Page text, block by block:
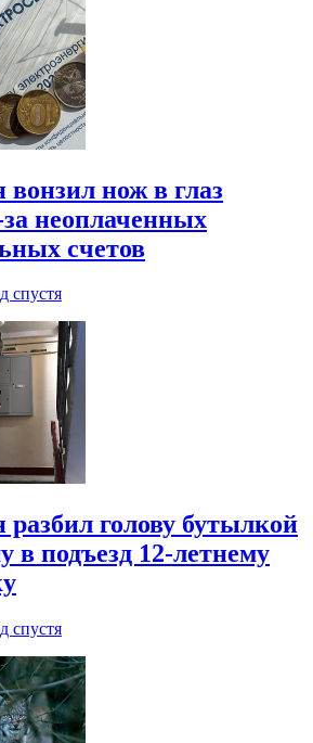
вонзил нож в глаз
неоплаченных
счетов
спустя
разбил голову бутылкой
в подъезд 12-летнему
спустя